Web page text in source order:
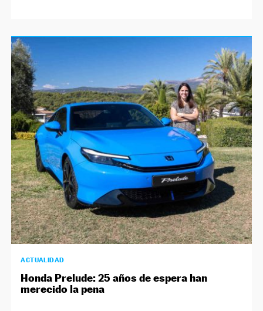
ACTUALIDAD
Honda Prelude: 25 años de espera han
merecido la pena